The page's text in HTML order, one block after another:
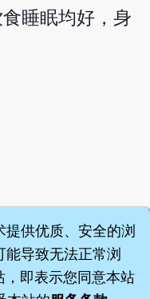
睡眠均好，身
提供优质、安全的浏
能导致无法正常浏
，即表示您同意本站